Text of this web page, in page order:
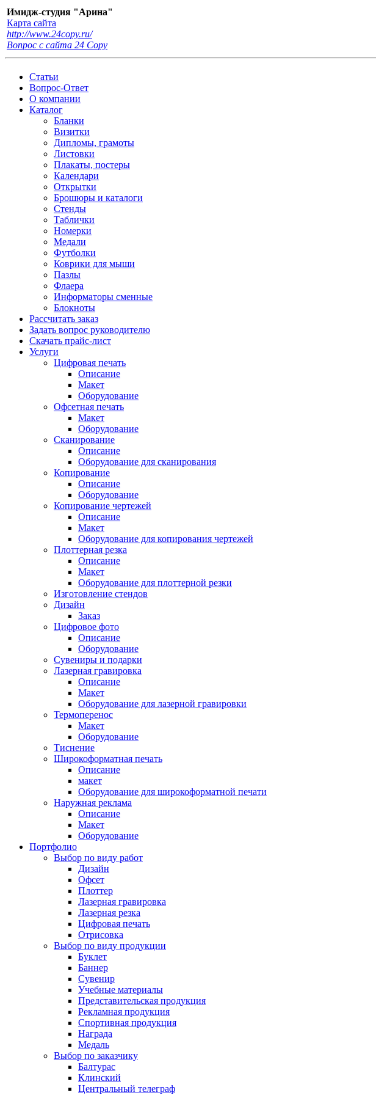
Имидж-студия "Арина"
Карта сайта
http://www.24copy.ru/
Вопрос с сайта 24 Сopy
Статьи
Вопрос-Ответ
О компании
Каталог
Бланки
Визитки
Дипломы, грамоты
Листовки
Плакаты, постеры
Календари
Открытки
Брошюры и каталоги
Стенды
Таблички
Номерки
Медали
Футболки
Коврики для мыши
Пазлы
Флаера
Информаторы сменные
Блокноты
Рассчитать заказ
Задать вопрос руководителю
Скачать прайс-лист
Услуги
Цифровая печать
Описание
Макет
Оборудование
Офсетная печать
Макет
Оборудование
Сканирование
Описание
Оборудование для сканирования
Копирование
Описание
Оборудование
Копирование чертежей
Описание
Макет
Оборудование для копирования чертежей
Плоттерная резка
Описание
Макет
Оборудование для плоттерной резки
Изготовление стендов
Дизайн
Заказ
Цифровое фото
Описание
Оборудование
Сувениры и подарки
Лазерная гравировка
Описание
Макет
Оборудование для лазерной гравировки
Термоперенос
Макет
Оборудование
Тиснение
Широкоформатная печать
Описание
макет
Оборудование для широкоформатной печати
Наружная реклама
Описание
Макет
Оборудование
Портфолио
Выбор по виду работ
Дизайн
Офсет
Плоттер
Лазерная гравировка
Лазерная резка
Цифровая печать
Отрисовка
Выбор по виду продукции
Буклет
Баннер
Сувенир
Учебные материалы
Представительская продукция
Рекламная продукция
Спортивная продукция
Награда
Медаль
Выбор по заказчику
Балтурас
Клинский
Центральный телеграф